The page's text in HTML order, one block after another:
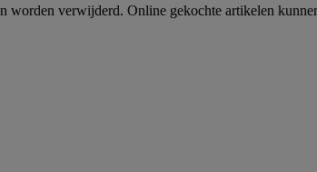
verwijderd. Online gekochte artikelen